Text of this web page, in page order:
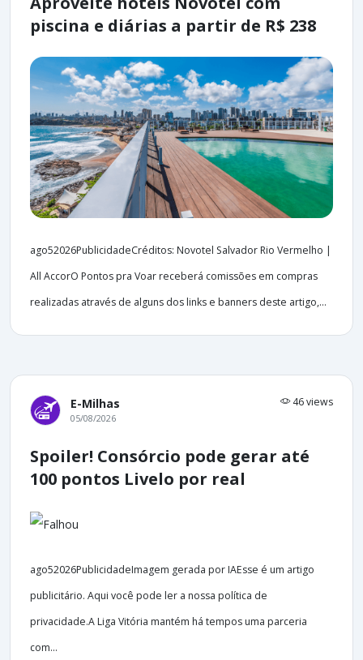
piscina e diárias a partir de R$ 238
ago52026PublicidadeCréditos: Novotel Salvador Rio Vermelho |
All AccorO Pontos pra Voar receberá comissões em compras
realizadas através de alguns dos links e banners deste artigo,...
E-Milhas 46 views
05/08/2026
Spoiler! Consórcio pode gerar até
100 pontos Livelo por real
ago52026PublicidadeImagem gerada por IAEsse é um artigo
publicitário. Aqui você pode ler a nossa política de
privacidade.A Liga Vitória mantém há tempos uma parceria
com...